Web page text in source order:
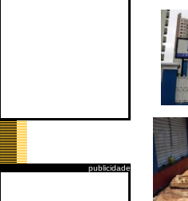
publicidade